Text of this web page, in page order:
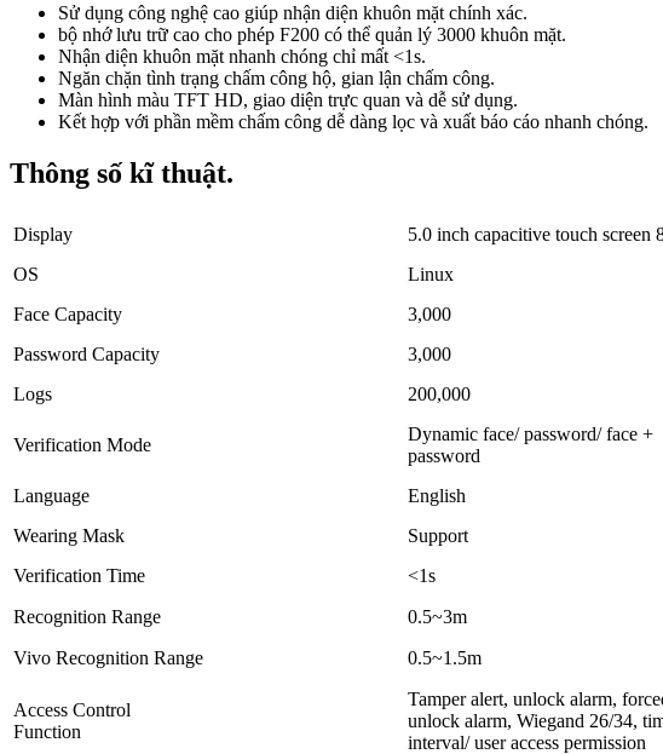
Sử dụng công nghệ cao giúp nhận diện khuôn mặt chính xác.
bộ nhớ lưu trữ cao cho phép F200 có thể quản lý 3000 khuôn mặt.
Nhận diện khuôn mặt nhanh chóng chỉ mất <1s.
Ngăn chặn tình trạng chấm công hộ, gian lận chấm công.
Màn hình màu TFT HD, giao diện trực quan và dễ sử dụng.
Kết hợp với phần mềm chấm công dễ dàng lọc và xuất báo cáo nhanh chóng.
Thông số kĩ thuật.
Display
5.0 inch capacitive touch screen
OS
Linux
Face Capacity
3,000
Password Capacity
3,000
Logs
200,000
Verification Mode
Dynamic face/ password/ face +
password
Language
English
Wearing Mask
Support
Verification Time
<1s
Recognition Range
0.5~3m
Vivo Recognition Range
0.5~1.5m
Access Control
Function
Tamper alert, unlock alarm,
unlock alarm, Wiegand 26/34,
interval/ user access permission